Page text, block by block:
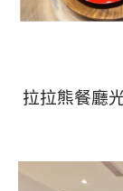
拉拉熊餐廳